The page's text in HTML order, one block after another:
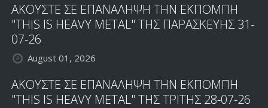
ΑΚΟΥΣΤΕ ΣΕ ΕΠΑΝΑΛΗΨΗ ΤΗΝ ΕΚΠΟΜΠΗ
"THIS IS HEAVY METAL" ΤΗΣ ΠΑΡΑΣΚΕΥΗΣ 31-
07-26
August 01, 2026
ΑΚΟΥΣΤΕ ΣΕ ΕΠΑΝΑΛΗΨΗ ΤΗΝ ΕΚΠΟΜΠΗ
"THIS IS HEAVY METAL" ΤΗΣ ΤΡΙΤΗΣ 28-07-26